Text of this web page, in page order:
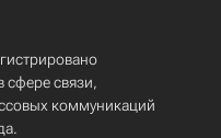
сфере связи,
коммуникаций